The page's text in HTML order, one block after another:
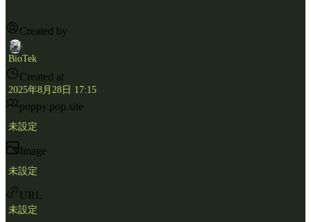
Created by
BioTek
Created at
2025年8月28日 17:15
poppy.pop.site
未設定
Image
未設定
URL
未設定